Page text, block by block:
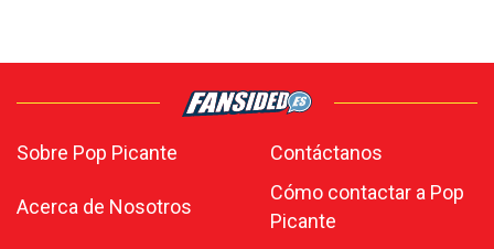
Sobre Pop Picante Contáctanos
Acerca de Nosotros
Cómo contactar a Pop
Picante